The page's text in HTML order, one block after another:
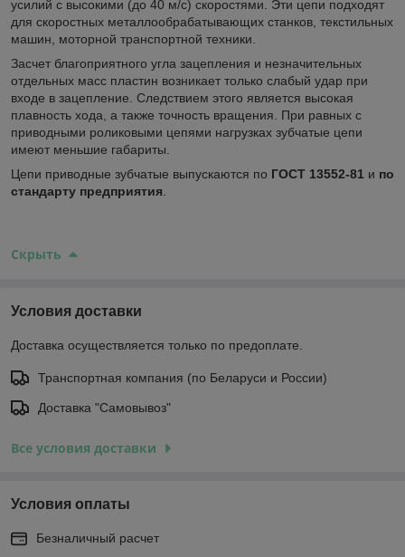
усилий с высокими (до 40 м/с) скоростями. Эти цепи подходят
для скоростных металлообрабатывающих станков, текстильных
машин, моторной транспортной техники.
Засчет благоприятного угла зацепления и незначительных
отдельных масс пластин возникает только слабый удар при
входе в зацепление. Следствием этого является высокая
плавность хода, а также точность вращения. При равных с
приводными роликовыми цепями нагрузках зубчатые цепи
имеют меньшие габариты.
Цепи приводные зубчатые выпускаются по ГОСТ 13552-81 и по
стандарту предприятия
Скрыть
Условия доставки
Доставка осуществляется только по предоплате.
Транспортная компания (по Беларуси и России)
Доставка "Самовывоз"
Все условия доставки
Условия оплаты
Безналичный расчет